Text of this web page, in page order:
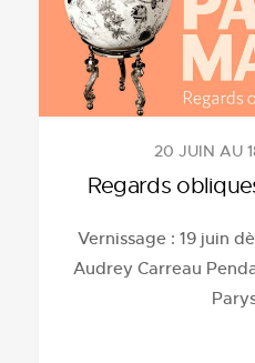
20 JUIN AU
Regards
Vernissage : 19 juin
Audrey Carreau